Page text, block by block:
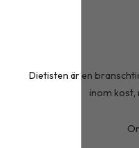
Dietisten är en
inom kost,